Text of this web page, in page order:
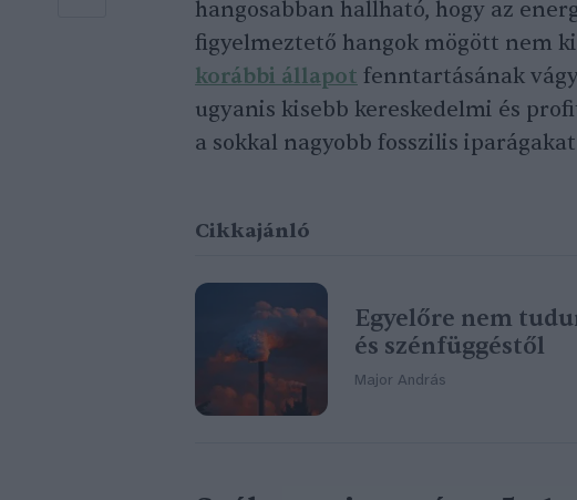
hangosabban hallható, hogy az
figyelmeztető hangok mögött nem
korábbi állapot fenntartásának
ugyanis kisebb kereskedelmi és
a sokkal nagyobb fosszilis
Cikkajánló
Egyelőre nem
és szénfüggéstől
Major András